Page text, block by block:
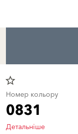
star_border
Номер кольору
0831
Детальніше